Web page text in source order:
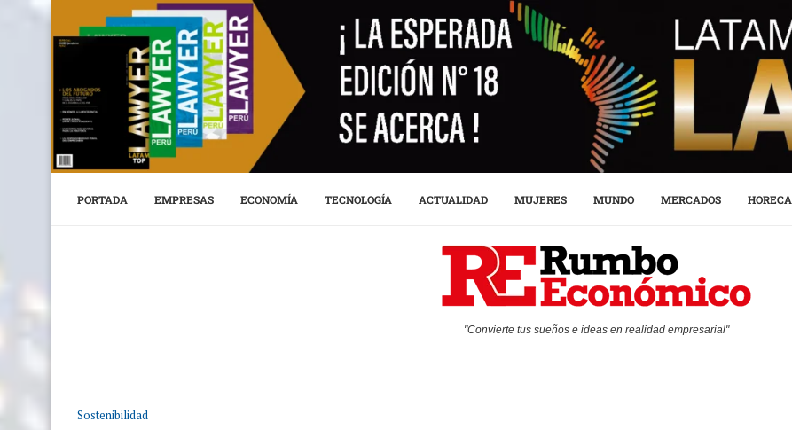
PORTADA EMPRESAS ECONOMÍA TECNOLOGÍA ACTUALIDAD MUJERES MUNDO MERCADOS HORECA
"Convierte tus sueños e ideas en realidad empresarial"
Sostenibilidad